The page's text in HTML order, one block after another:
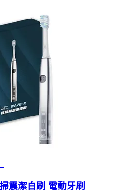
震潔白刷 電動牙刷